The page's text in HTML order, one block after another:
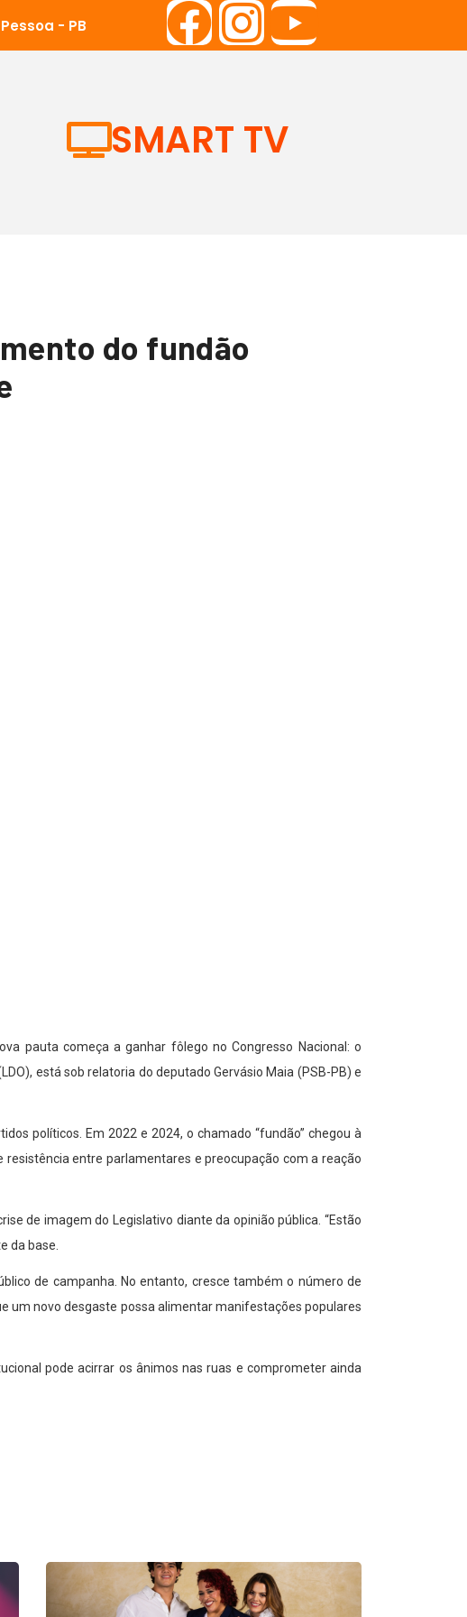
- PB
SMART TV
do fundão
pauta começa a ganhar fôlego no Congresso Nacional: o
está sob relatoria do deputado Gervásio Maia (PSB-PB) e
políticos. Em 2022 e 2024, o chamado “fundão” chegou à
entre parlamentares e preocupação com a reação
de imagem do Legislativo diante da opinião pública. “Estão
da base.
de campanha. No entanto, cresce também o número de
um novo desgaste possa alimentar manifestações populares
pode acirrar os ânimos nas ruas e comprometer ainda